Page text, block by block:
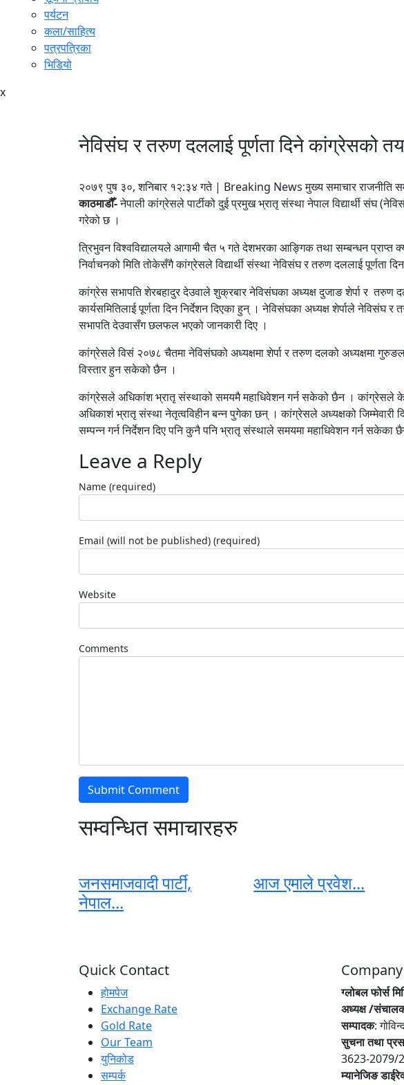
पर्यटन
कला/साहित्य
पत्रपत्रिका
भिडियो
x
नेविसंघ र तरुण दललाई पूर्णता दिने कांग्रेसको
२०७९ पुष ३०, शनिबार १२:३४ गते | Breaking News मुख्य समाचार राजनीति
काठमाडौँ-नेपाली कांग्रेसले पार्टीको दुई प्रमुख भ्रातृ संस्था नेपाल विद्यार्थी संघ
गरेको छ ।
त्रिभुवन विश्वविद्यालयले आगामी चैत ५ गते देशभरका आङ्गिक तथा सम्बन्धन प्राप्त
निर्वाचनको मिति तोकेसँगै कांग्रेसले विद्यार्थी संस्था नेविसंघ र तरुण दललाई पूर्णता
कांग्रेस सभापति शेरबहादुर देउवाले शुक्रबार नेविसंघका अध्यक्ष दुजाङ शेर्पा र तरुण
कार्यसमितिलाई पूर्णता दिन निर्देशन दिएका हुन् । नेविसंघका अध्यक्ष शेर्पाले नेविसंघ र
सभापति देउवासँग छलफल भएको जानकारी दिए ।
कांग्रेसले विसं २०७८ चैतमा नेविसंघको अध्यक्षमा शेर्पा र तरुण दलको अध्यक्षमा
विस्तार हुन सकेको छैन ।
कांग्रेसले अधिकांश भ्रातृ संस्थाको समयमै महाधिवेशन गर्न सकेको छैन । कांग्रेसले
अधिकाशं भ्रातृ संस्था नेतृत्वविहीन बन्न पुगेका छन् । कांग्रेसले अध्यक्षको जिम्मेवारी
सम्पन्न गर्न निर्देशन दिए पनि कुनै पनि भ्रातृ संस्थाले समयमा महाधिवेशन गर्न सकेका
Leave a Reply
Name (required)
Email (will not be published) (required)
Website
Comments
सम्वन्धित समाचारहरु
जनसमाजवादी पार्टी,
नेपाल...
आज एमाले प्रवेश...
Quick Contact
होमपेज
Exchange Rate
Gold Rate
Our Team
युनिकोड
सम्पर्क
ग्लोबल फोर्स
अध्यक्ष /
सम्पादक:
सुचना तथा
3623-2079/
म्यानेजिङ